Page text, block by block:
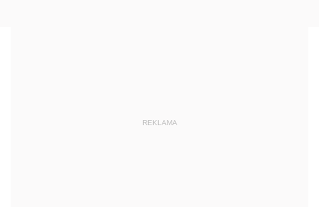
REKLAMA